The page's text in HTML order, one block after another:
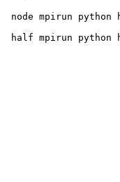
node mpirun python
half mpirun python